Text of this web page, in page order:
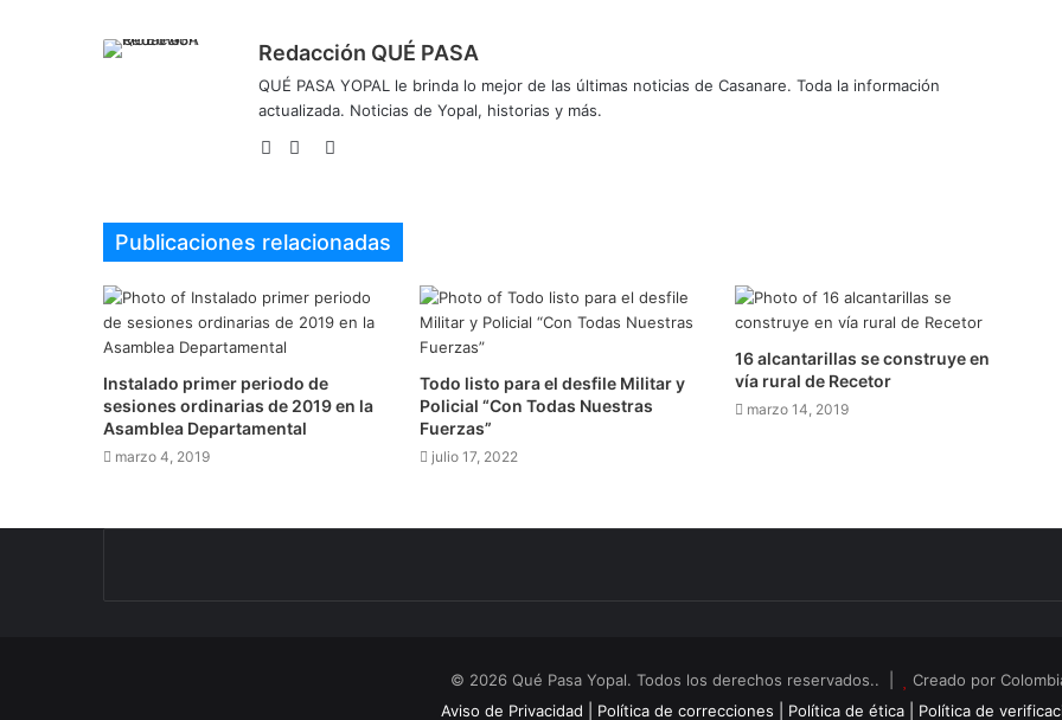
Redacción QUÉ PASA
QUÉ PASA YOPAL le brinda lo mejor de las últimas noticias de Casanare. Toda la información
actualizada. Noticias de Yopal, historias y más.
Sitio Facebook
Twitter
Publicaciones relacionadas
Instalado primer periodo de
sesiones ordinarias de 2019 en la
Asamblea Departamental
marzo 4, 2019
Todo listo para el desfile Militar y
Policial “Con Todas Nuestras
Fuerzas”
julio 17, 2022
16 alcantarillas se construye en
vía rural de Recetor
marzo 14, 2019
© 2026 Qué Pasa Yopal. Todos los derechos reservados.. |
Creado por
Aviso de Privacidad |
Política de correcciones | Política de ética | Política de